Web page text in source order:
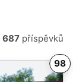
687 příspěvků
98